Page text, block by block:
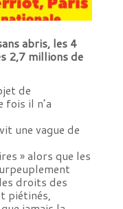
abris, les 4
2,7 millions de
de
fois il n’a
une vague de
» alors que les
droits des
piétinés,